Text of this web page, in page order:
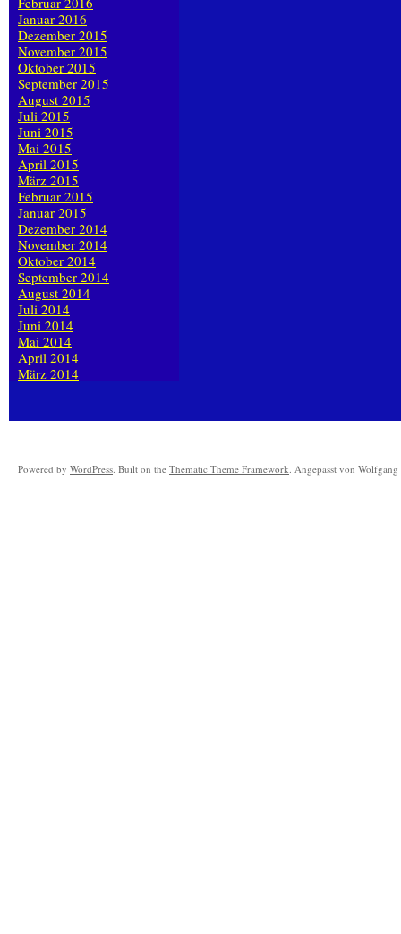
Januar 2016
Dezember 2015
November 2015
Oktober 2015
September 2015
August 2015
Juli 2015
Juni 2015
Mai 2015
April 2015
März 2015
Februar 2015
Januar 2015
Dezember 2014
November 2014
Oktober 2014
September 2014
August 2014
Juli 2014
Juni 2014
Mai 2014
April 2014
März 2014
Powered by WordPress. Built on the Thematic Theme Framework. Angepasst von